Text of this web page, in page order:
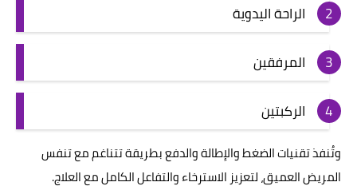
الراحة اليدوية
المرفقين
الركبتين
وتُنفذ تقنيات الضغط والإطالة والدفع بطريقة تتناغم مع تنفس
المريض العميق، لتعزيز الاسترخاء والتفاعل الكامل مع العلاج.